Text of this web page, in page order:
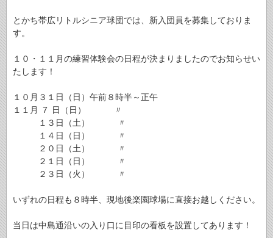
とかち帯広リトルシニア球団では、新入団員を募集しておりま
す。
１０・１１月の練習体験会の日程が決まりましたのでお知らせい
たします！
１０月３１日（日）午前８時半～正午
１１月 ７ 日（日） 〃
１３日（土） 〃
１４日（日） 〃
２０日（土） 〃
２１日（日） 〃
２３日（火） 〃
いずれの日程も８時半、現地後楽園球場に直接お越しください。
当日は中島通沿いの入り口に目印の看板を設置してあります！